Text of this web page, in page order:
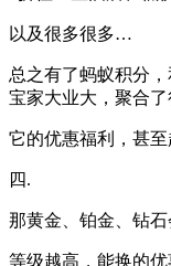
以及很多很多…
总之有了蚂蚁积分
宝家大业大，聚合了
它的优惠福利，甚至
四.
那黄金、铂金、钻
等级越高，能换的优